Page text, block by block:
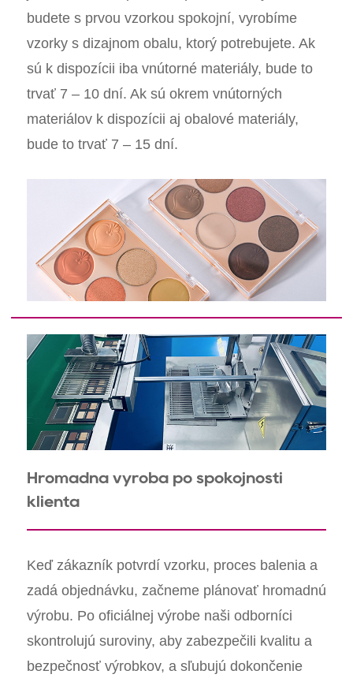
budete s prvou vzorkou spokojní, vyrobíme
vzorky s dizajnom obalu, ktorý potrebujete. Ak
sú k dispozícii iba vnútorné materiály, bude to
trvať 7 – 10 dní. Ak sú okrem vnútorných
materiálov k dispozícii aj obalové materiály,
bude to trvať 7 – 15 dní.
Hromadná výroba po spokojnosti
klienta
Keď zákazník potvrdí vzorku, proces balenia a
zadá objednávku, začneme plánovať hromadnú
výrobu. Po oficiálnej výrobe naši odborníci
skontrolujú suroviny, aby zabezpečili kvalitu a
bezpečnosť výrobkov, a sľubujú dokončenie